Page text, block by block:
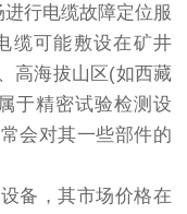
行电缆故障定位服
缆可能敷设在矿井
高海拔山区(如西藏
于精密试验检测设
会对其一些部件的
备，其市场价格在